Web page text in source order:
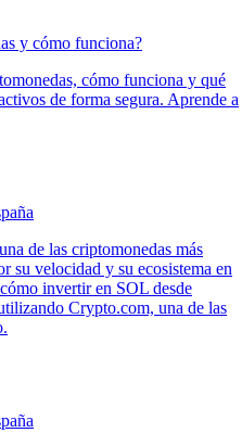
y cómo funciona?
cómo funciona y qué
de forma segura. Aprende a
de las criptomonedas más
su velocidad y su ecosistema en
invertir en SOL desde
Crypto.com, una de las